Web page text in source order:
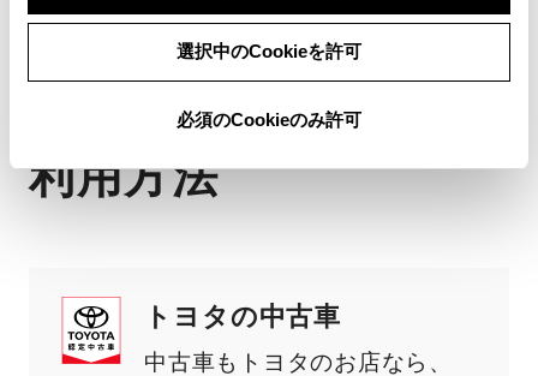
選択中のCookieを許可
必須のCookieのみ許可
その他のご購入・ご
利用方法
トヨタの中古車
中古車もトヨタのお店なら、